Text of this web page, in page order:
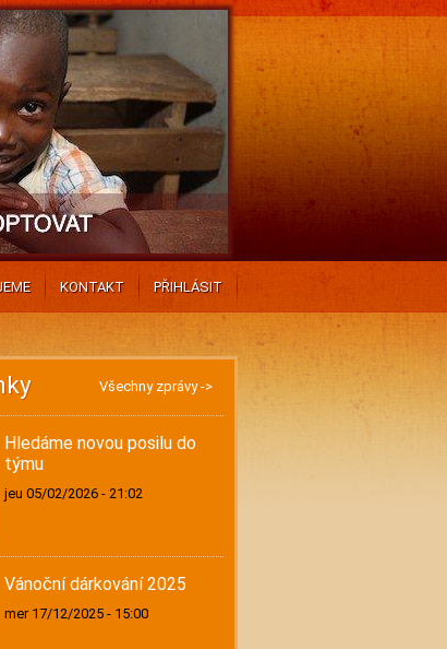
KONTAKT PŘIHLÁSIT
Všechny zprávy ->
Hledáme novou posilu do
týmu
jeu 05/02/2026 - 21:02
Vánoční dárkování 2025
mer 17/12/2025 - 15:00